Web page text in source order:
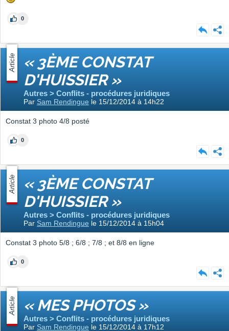
0
Article « 3ÈME CONSTAT
D'HUISSIER »
Autres > Conflits - procédures juridiques
Par Sam Rendingue le 15/12/2014 à 14h22
Constat 3 photo 4/8 posté
0
Article « 3ÈME CONSTAT
D'HUISSIER »
Autres > Conflits - procédures juridiques
Par Sam Rendingue le 15/12/2014 à 15h04
Constat 3 photo 5/8 ; 6/8 ; 7/8 ; et 8/8 en ligne
0
Article « MES PHOTOS »
Autres > Conflits - procédures juridiques
Par Sam Rendingue le 15/12/2014 à 17h12